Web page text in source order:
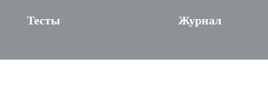
Тесты Журнал